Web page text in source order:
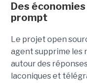
Des
prompt
Le projet open
agent supprime les
autour des
laconiques et